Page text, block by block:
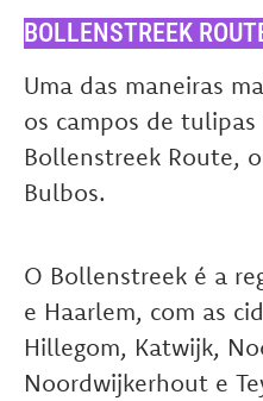
BOLLENSTREEK
Uma das maneiras
os campos de
Bollenstreek Route,
Bulbos.
O Bollenstreek é a
e Haarlem, com as
Hillegom, Katwijk,
Noordwijkerhout e